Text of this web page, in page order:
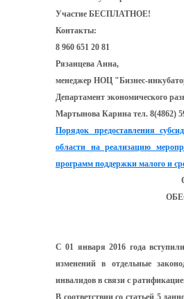
Участие БЕСПЛАТНОЕ!
Контакты:
8 960 651 20 81
Рязанцева Анна,
менеджер НОЦ "Бизнес-
Департамент экономического
Мартынова Карина тел. 8(4862)
Порядок предоставления
области на реализацию
программ поддержки малого и
С 01 января 2016 года
изменений в отдельные
инвалидов в связи с
В соответствии со статьей 5